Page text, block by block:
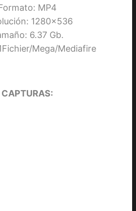
MP4
1280×536
6.37 Gb.
Mega/Mediafire
CAPTURAS: